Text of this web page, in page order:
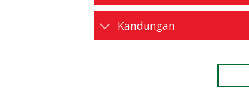
Kandungan